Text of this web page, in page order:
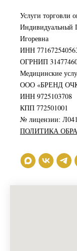
Услуги торговли
Индивидуальный
Игоревна
ИНН
ОГРНИП
Медицинские
ООО «БРЕНД
ИНН 9725103708
КПП 772501001
№ лицензии:
ПОЛИТИКА